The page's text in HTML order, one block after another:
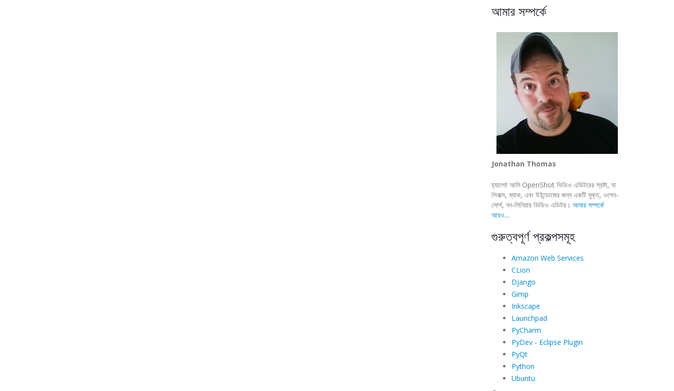
আমার সম্পর্কে
Jonathan Thomas
হ্যালো! আমি OpenShot ভিডিও এডিটরের স্রষ্টা, যা
লিনাক্স, ম্যাক, এবং উইন্ডোজের জন্য একটি মুক্ত, ওপেন-
সোর্স, নন-লিনিয়ার ভিডিও এডিটর। আমার সম্পর্কে
আরও...
গুরুত্বপূর্ণ প্রকল্পসমূহ
Amazon Web Services
CLion
Django
Gimp
Inkscape
Launchpad
PyCharm
PyDev - Eclipse Plugin
PyQt
Python
Ubuntu